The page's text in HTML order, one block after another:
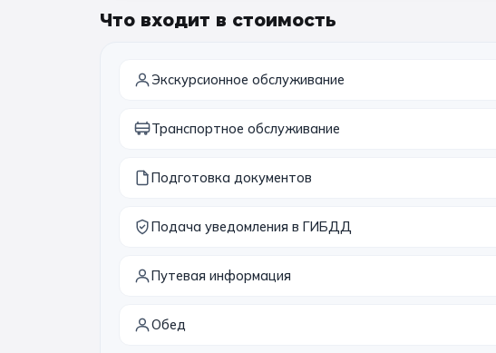
Что входит в стоимость
Экскурсионное обслуживание
Транспортное обслуживание
Подготовка документов
Подача уведомления в ГИБДД
Путевая информация
Обед